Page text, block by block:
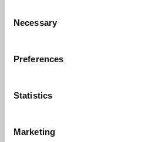
Selection
Necessary
Preferences
Statistics
Marketing